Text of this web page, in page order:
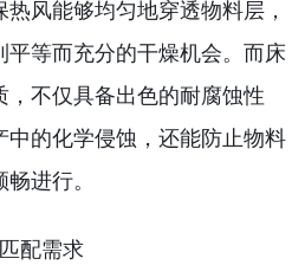
风能够均匀地穿透物料层，
等而充分的干燥机会。而床
，不仅具备出色的耐腐蚀性
中的化学侵蚀，还能防止物料
进行。
配需求